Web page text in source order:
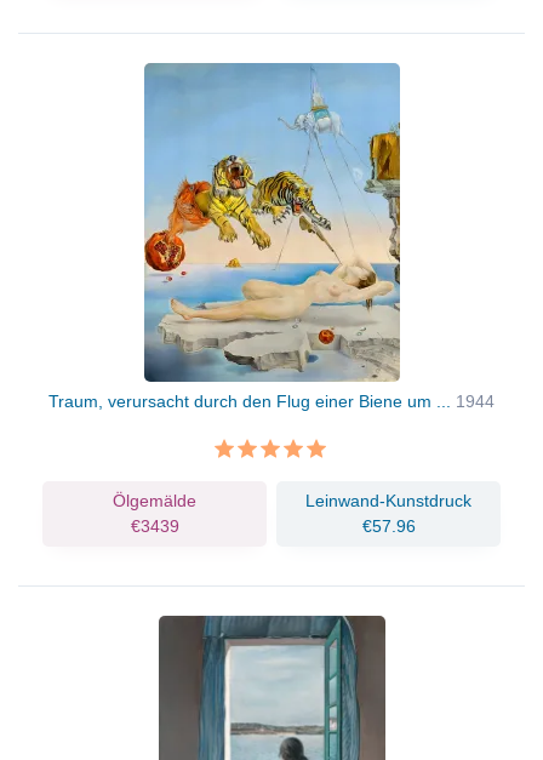
Traum, verursacht durch den Flug einer Biene um ... 1944
Ölgemälde
€3439
Leinwand-Kunstdruck
€57.96